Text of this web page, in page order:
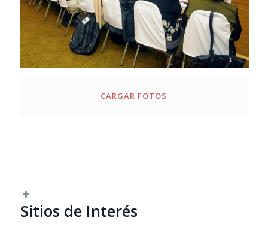
CARGAR FOTOS
Sitios de Interés